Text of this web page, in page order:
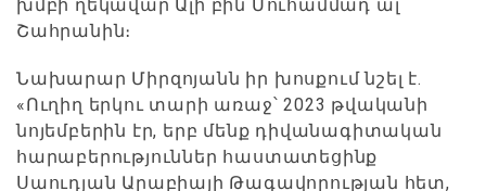
խմբի ղեկավար Ալի բին Մուհամմադ ալ
Շահրանին։
Նախարար Միրզոյանն իր խոսքում նշել է.
«Ուղիղ երկու տարի առաջ՝ 2023 թվականի
նոյեմբերին էր, երբ մենք դիվանագիտական
հարաբերություններ հաստատեցինք
Սաուդյան Արաբիայի Թագավորության հետ,